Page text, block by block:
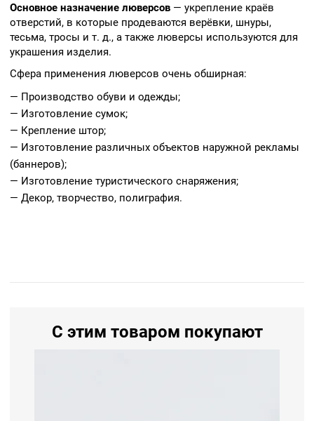
Основное назначение люверсов — укрепление краёв
отверстий, в которые продеваются верёвки, шнуры,
тесьма, тросы и т. д., а также люверсы используются для
украшения изделия.
Сфера применения люверсов очень обширная:
— Производство обуви и одежды;
— Изготовление сумок;
— Крепление штор;
— Изготовление различных объектов наружной рекламы
(баннеров);
— Изготовление туристического снаряжения;
— Декор, творчество, полиграфия.
С этим товаром покупают